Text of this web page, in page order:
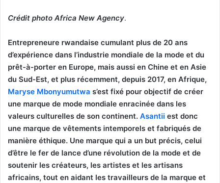
Crédit photo Africa New Agency.
Entrepreneure rwandaise cumulant plus de 20 ans
d’expérience dans l’industrie mondiale de la mode et du
prêt-à-porter en Europe, mais aussi en Chine et en Asie
du Sud-Est, et plus récemment, depuis 2017, en Afrique,
Maryse Mbonyumutwa s’est fixé pour objectif de créer
une marque de mode mondiale enracinée dans les
valeurs culturelles de son continent. Asantii est donc
une marque de vêtements intemporels et fabriqués de
manière éthique. Une marque qui a un but précis, celui
d’être le fer de lance d’une révolution de la mode et de
soutenir les créateurs, les artistes et les artisans
africains, tout en aidant les travailleurs de la marque et